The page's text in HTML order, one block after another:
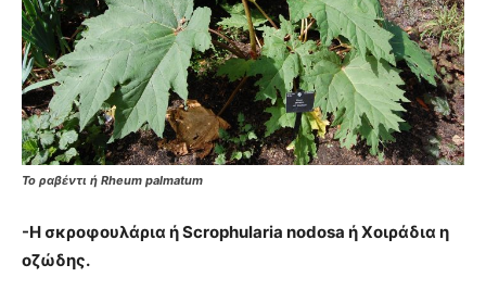
Το ραβέντι ή Rheum palmatum
-Η σκροφουλάρια ή Scrophularia nodosa ή Χοιράδια η
οζώδης.